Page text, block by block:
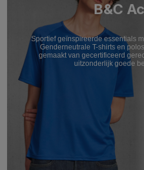
B&C
Sportief geïnspireerde essentials
Genderneutrale T-shirts en
gemaakt van gecertificeerd
uitzonderlijk goede